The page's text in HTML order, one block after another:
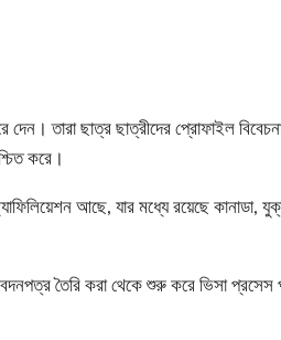
দেন। তারা ছাত্র ছাত্রীদের প্রোফাইল
করে।
আছে, যার মধ্যে রয়েছে কানাডা,
তৈরি করা থেকে শুরু করে ভিসা